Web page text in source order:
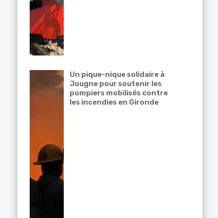
Un pique-nique solidaire à
Jougne pour soutenir les
pompiers mobilisés contre
les incendies en Gironde